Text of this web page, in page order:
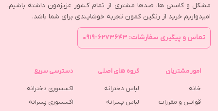
مشکل و کاستی ها، صدها مشتری از تمام کشور عزیزمون داشته باشیم.
امیدواریم خرید از رنگین کمون تجربه خوشایندی برای شما باشد.
تماس و پیگیری سفارشات: ۶۲۷۳۶۴۳-۰۹۱۹
امور مشتریان
خانه
قوانین و مقررات
گروه های اصلی
لباس دخترانه
لباس پسرانه
دسترسی سریع
اکسسوری دخترانه
اکسسوری پسرانه